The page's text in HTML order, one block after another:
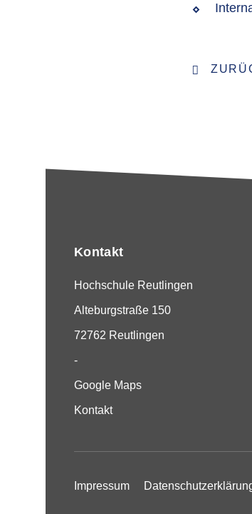
Kontakt
Hochschule Reutlingen
Alteburgstraße 150
72762 Reutlingen
-
Google Maps
Kontakt
Impressum